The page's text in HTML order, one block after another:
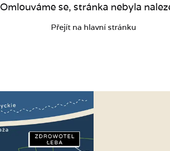
Omlouváme se, stránka nebyla
Přejít na hlavní stránku